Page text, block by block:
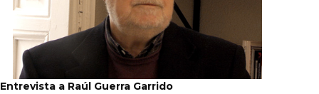
Entrevista a Raúl Guerra Garrido